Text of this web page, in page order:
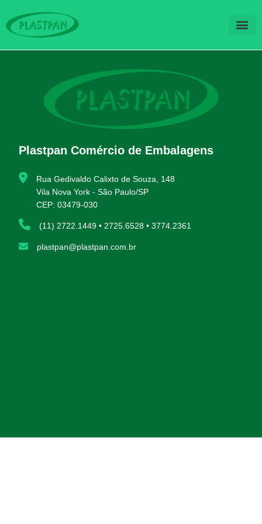
Plastpan Comércio de Embalagens
Rua Gedivaldo Calixto de Souza, 148
Vila Nova York - São Paulo/SP
CEP: 03479-030
(11) 2722.1449 • 2725.6528 • 3774.2361
plastpan@plastpan.com.br